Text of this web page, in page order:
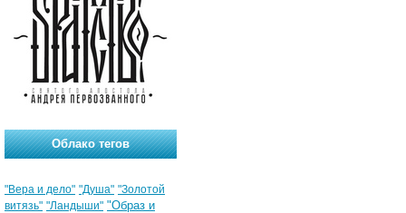
Облако тегов
"Вера и дело" "Душа" "Золотой
витязь" "Ландыши" "Образ и